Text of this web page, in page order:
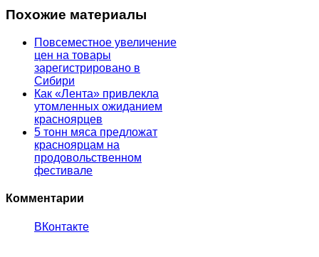
Похожие материалы
Повсеместное увеличение
цен на товары
зарегистрировано в
Сибири
Как «Лента» привлекла
утомленных ожиданием
красноярцев
5 тонн мяса предложат
красноярцам на
продовольственном
фестивале
Комментарии
ВКонтакте